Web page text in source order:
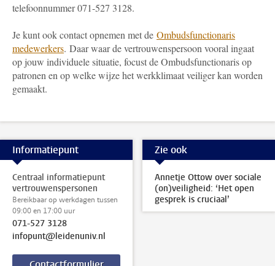
telefoonnummer 071-527 3128.
Je kunt ook contact opnemen met de Ombudsfunctionaris
medewerkers. Daar waar de vertrouwenspersoon vooral ingaat
op jouw individuele situatie, focust de Ombudsfunctionaris op
patronen en op welke wijze het werkklimaat veiliger kan worden
gemaakt.
Informatiepunt
Centraal informatiepunt
vertrouwenspersonen
Bereikbaar op werkdagen tussen
09:00 en 17:00 uur
071-527 3128
infopunt@leidenuniv.nl
Zie ook
Annetje Ottow over sociale
(on)veiligheid: ‘Het open
gesprek is cruciaal’